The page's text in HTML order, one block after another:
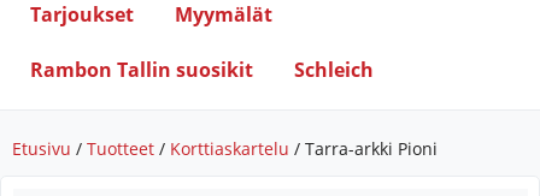
Tarjoukset Myymälät
Rambon Tallin suosikit Schleich
Etusivu / Tuotteet / Korttiaskartelu / Tarra-arkki Pioni